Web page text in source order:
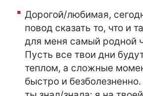
Дорогой/любимая,
повод сказать то, что и
для меня самый родной
Пусть все твои дни
теплом, а сложные
быстро и